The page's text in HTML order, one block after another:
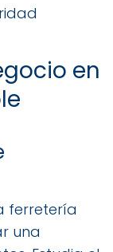
en
ferretería
una